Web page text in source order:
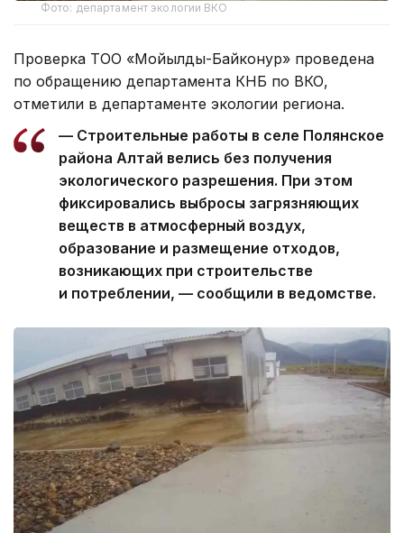
Фото: департамент экологии ВКО
Проверка ТОО «Мойылды-Байконур» проведена
по обращению департамента КНБ по ВКО,
отметили в департаменте экологии региона.
— Строительные работы в селе Полянское
района Алтай велись без получения
экологического разрешения. При этом
фиксировались выбросы загрязняющих
веществ в атмосферный воздух,
образование и размещение отходов,
возникающих при строительстве
и потреблении, — сообщили в ведомстве.